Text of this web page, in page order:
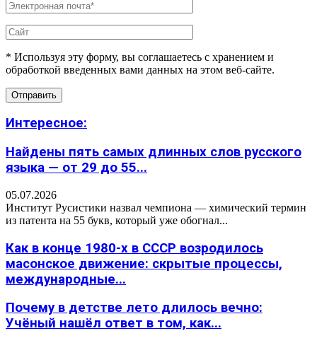
* Используя эту форму, вы соглашаетесь с хранением и
обработкой введенных вами данных на этом веб-сайте.
Интересное:
Найдены пять самых длинных слов русского
языка — от 29 до 55...
05.07.2026
Институт Русистики назвал чемпиона — химический термин
из патента на 55 букв, который уже обогнал...
Как в конце 1980-х в СССР возродилось
масонское движение: скрытые процессы,
международные...
Почему в детстве лето длилось вечно:
Учёный нашёл ответ в том, как...